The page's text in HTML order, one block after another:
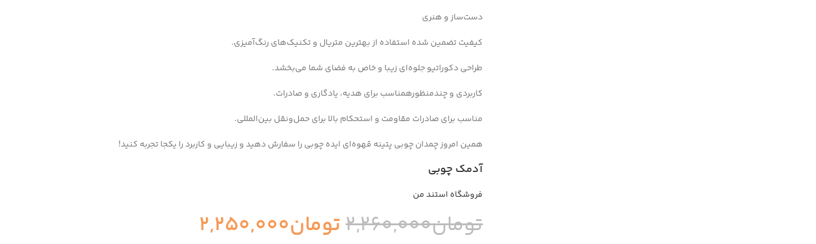
دست‌ساز و هنری
کیفیت تضمین شده استفاده از بهترین متریال و تکنیک‌های رنگ‌آمیزی.
طراحی دکوراتیو جلوه‌ای زیبا و خاص به فضای شما می‌بخشد.
کاربردی و چندمنظورهمناسب برای هدیه، یادگاری و صادرات.
مناسب برای صادرات مقاومت و استحکام بالا برای حمل‌ونقل بین‌المللی.
همین امروز چمدان چوبی پتینه قهوه‌ای ایده چوبی را سفارش دهید و زیبایی و کاربرد را یکجا تجربه کنید!
آدمک چوبی
فروشگاه استند من
تومان2,260,000تومان2,250,000